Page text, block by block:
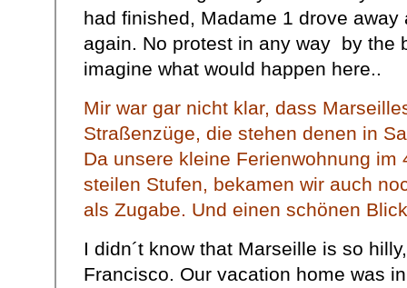
had finished, Madame 1 drove
again. No protest in any way by the
imagine what would happen here..
Mir war gar nicht klar, dass
Straßenzüge, die stehen denen in
Da unsere kleine Ferienwohnung im
steilen Stufen, bekamen wir auch
als Zugabe. Und einen schönen
I didn´t know that Marseille is so
Francisco. Our vacation home was